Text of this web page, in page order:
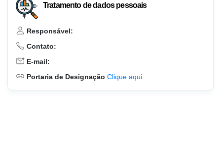
Tratamento de dados pessoais
Responsável:
Contato:
E-mail:
Portaria de Designação Clique aqui